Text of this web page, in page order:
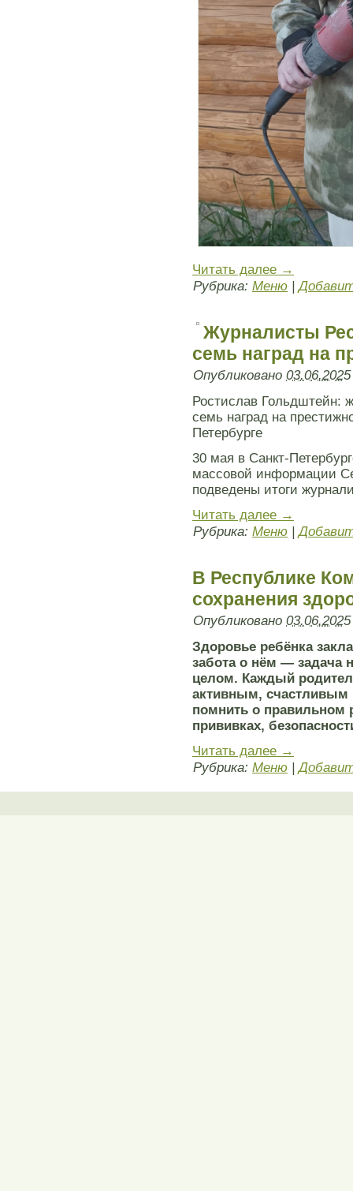
Читать далее →
Рубрика: Меню |
Журналисты
семь наград на
Опубликовано 03.06.2025
Ростислав Гольдштейн:
семь наград на
Петербурге
30 мая в Санкт-
массовой информации
подведены итоги
Читать далее →
Рубрика: Меню |
В Республике
сохранения
Опубликовано 03.06.2025
Здоровье ребёнка
забота о нём — задача
целом. Каждый
активным,
помнить о правильном
прививках,
Читать далее →
Рубрика: Меню |